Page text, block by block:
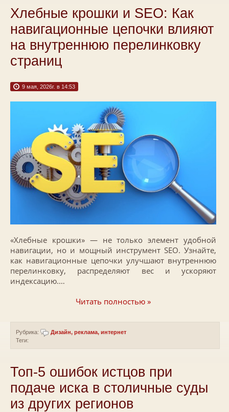
Хлебные крошки и SEO: Как
навигационные цепочки влияют
на внутреннюю перелинковку
страниц
9 мая, 2026г. в 14:53
«Хлебные крошки» — не только элемент удобной
навигации, но и мощный инструмент SEO. Узнайте,
как навигационные цепочки улучшают внутреннюю
перелинковку, распределяют вес и ускоряют
индексацию.…
Читать полностью »
Рубрика:
Дизайн, реклама, интернет
Теги:
Топ-5 ошибок истцов при
подаче иска в столичные суды
из других регионов